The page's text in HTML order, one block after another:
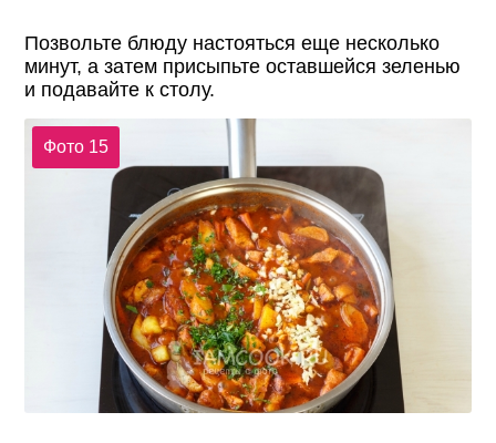
Позвольте блюду настояться еще несколько
минут, а затем присыпьте оставшейся зеленью
и подавайте к столу.
Фото 15